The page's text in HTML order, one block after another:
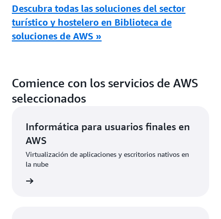
Descubra todas las soluciones del sector
turístico y hostelero en Biblioteca de
soluciones de AWS »
Comience con los servicios de AWS
seleccionados
Informática para usuarios finales en
AWS
Virtualización de aplicaciones y escritorios nativos en
la nube